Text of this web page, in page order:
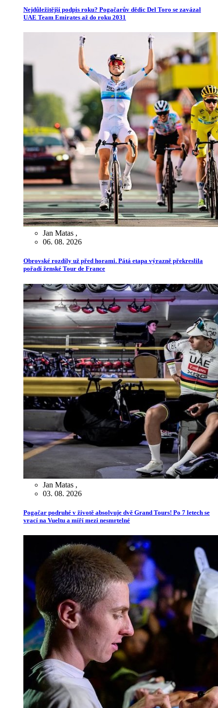
Nejdůležitější podpis roku? Pogačarův dědic Del Toro se zavázal
UAE Team Emirates až do roku 2031
Jan Matas ,
06. 08. 2026
Obrovské rozdíly už před horami. Pátá etapa výrazně překreslila
pořadí ženské Tour de France
Jan Matas ,
03. 08. 2026
Pogačar podruhé v životě absolvuje dvě Grand Tours! Po 7 letech se
vrací na Vueltu a míří mezi nesmrtelné